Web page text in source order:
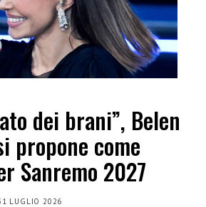
dei brani”, Belen
propone come
Sanremo 2027
LUGLIO 2026